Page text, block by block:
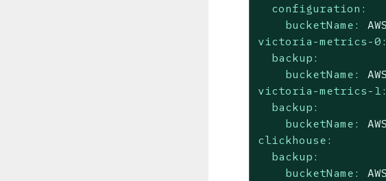
configuration:
bucketName:
victoria-metrics-0:
backup:
bucketName:
victoria-metrics-1:
backup:
bucketName:
clickhouse:
backup:
bucketName: